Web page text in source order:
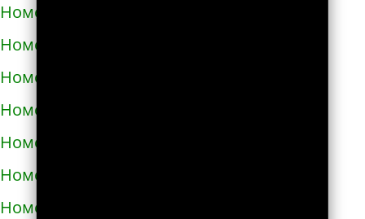
Номера телефонов такси в Пятихатках
Номера телефонов такси в Раздельной
Номера телефонов такси в Ракитном
Номера телефонов такси в Рахове
Номера телефонов такси в Рени
Номера телефонов такси в Ровно
Номера телефонов такси в Ромнах